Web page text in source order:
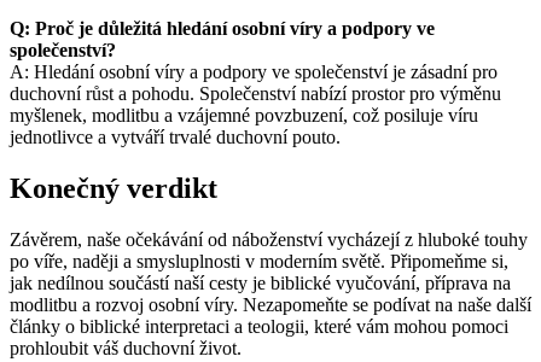
Q: Proč je důležitá hledání osobní víry a podpory ve
společenství?
A: Hledání osobní víry a podpory ve společenství je zásadní pro
duchovní růst a pohodu. Společenství nabízí prostor pro výměnu
myšlenek, modlitbu a vzájemné povzbuzení, což posiluje víru
jednotlivce a vytváří trvalé duchovní pouto.
Konečný verdikt
Závěrem, naše očekávání od náboženství vycházejí z hluboké touhy
po víře, naději a smysluplnosti v moderním světě. Připomeňme si,
jak nedílnou součástí naší cesty je biblické vyučování, příprava na
modlitbu a rozvoj osobní víry. Nezapomeňte se podívat na naše další
články o biblické interpretaci a teologii, které vám mohou pomoci
prohloubit váš duchovní život.